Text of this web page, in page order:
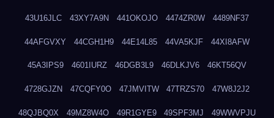
43U16JLC 43XY7A9N 441OKOJO 4474ZR0W 4489NF37
44AFGVXY 44CGH1H9 44E14L85 44VA5KJF 44XI8AFW
45A3IPS9 4601IURZ 46DGB3L9 46DLKJV6 46KT56QV
4728GJZN 47CQFY0O 47JMVITW 47TRZS70 47W8J2J2
48QJBQ0X 49MZ8W4O 49R1GYE9 49SPF3MJ 49WWVPJU